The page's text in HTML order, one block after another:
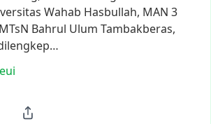
Wahab Hasbullah, MAN 3
MTsN Bahrul Ulum Tambakberas,